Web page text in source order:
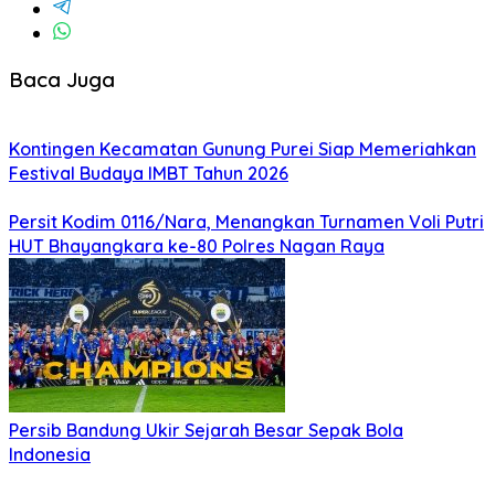
Baca Juga
Kontingen Kecamatan Gunung Purei Siap Memeriahkan
Festival Budaya IMBT Tahun 2026
Persit Kodim 0116/Nara, Menangkan Turnamen Voli Putri
HUT Bhayangkara ke-80 Polres Nagan Raya
Persib Bandung Ukir Sejarah Besar Sepak Bola
Indonesia